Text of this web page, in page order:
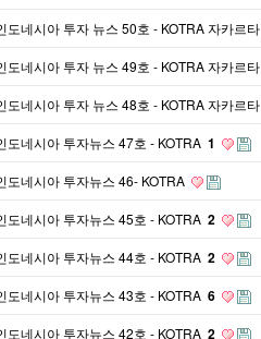
도네시아 투자 뉴스 50호 - KOTRA 자카르타
도네시아 투자 뉴스 49호 - KOTRA 자카르타
도네시아 투자 뉴스 48호 - KOTRA 자카르타
도네시아 투자뉴스 47호 - KOTRA 1
도네시아 투자뉴스 46- KOTRA
도네시아 투자뉴스 45호 - KOTRA 2
도네시아 투자뉴스 44호 - KOTRA 2
도네시아 투자뉴스 43호 - KOTRA 6
도네시아 투자뉴스 42호 - KOTRA 2